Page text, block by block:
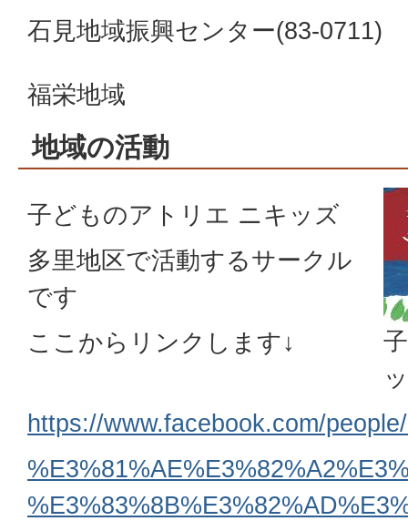
石見地域振興センター(83-0711)
福栄地域
地域の活動
子どものアトリエ ニキッズ
多里地区で活動するサークル
です
ここからリンクします↓
https://www.facebook.com/